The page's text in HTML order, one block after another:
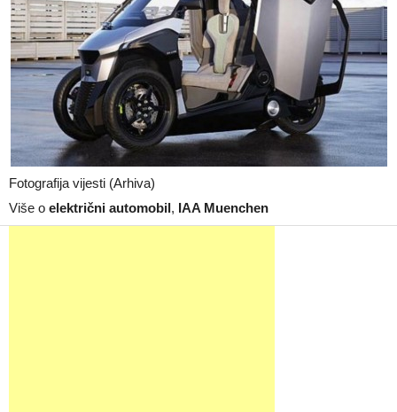
Fotografija vijesti (Arhiva)
Više o električni automobil, IAA Muenchen